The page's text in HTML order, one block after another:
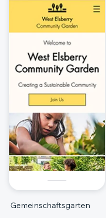
Gemeinschaftsgarten